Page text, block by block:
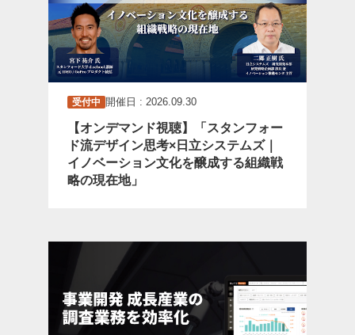
受付中 開催日 : 2026.09.30
【オンデマンド視聴】「スタンフォー
ド流デザイン思考×日立システムズ｜
イノベーション文化を醸成する組織戦
略の現在地」